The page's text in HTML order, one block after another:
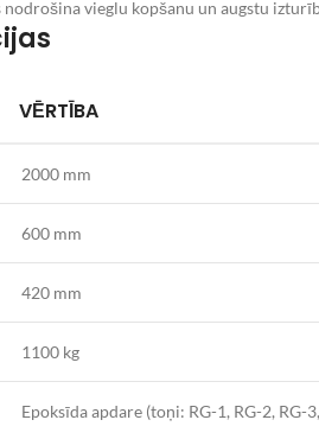
vieglu kopšanu un augstu
VĒRTĪBA
2000 mm
600 mm
420 mm
1100 kg
Epoksīda apdare (toņi: RG-1, RG-2, RG-